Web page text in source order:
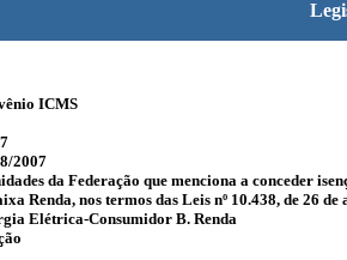
ICMS
2007
da Federação que menciona a conceder
Renda, nos termos das Leis nº 10.438, de 26
Elétrica-Consumidor B. Renda